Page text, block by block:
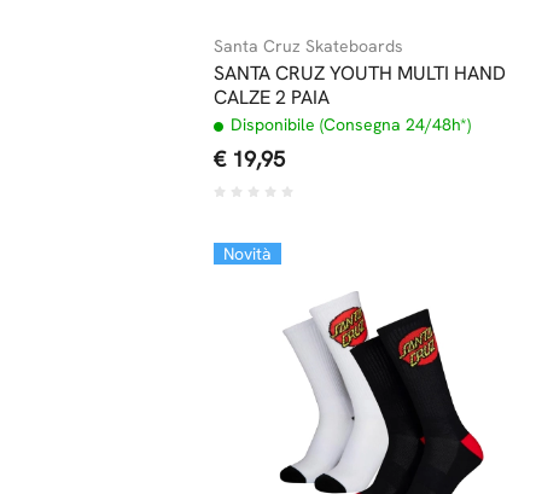
Santa Cruz Skateboards
SANTA CRUZ YOUTH MULTI HAND
CALZE 2 PAIA
Disponibile (Consegna 24/48h*)
€ 19,95
Novità